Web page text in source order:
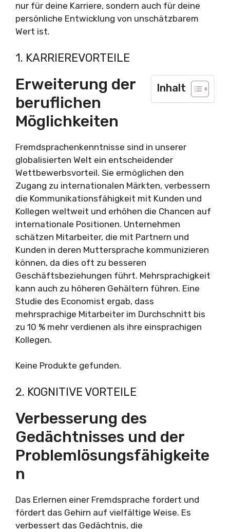
nur für deine Karriere, sondern auch für deine
persönliche Entwicklung von unschätzbarem
Wert ist.
1. KARRIEREVORTEILE
Inhalt
Erweiterung der
beruflichen
Möglichkeiten
Fremdsprachenkenntnisse sind in unserer
globalisierten Welt ein entscheidender
Wettbewerbsvorteil. Sie ermöglichen den
Zugang zu internationalen Märkten, verbessern
die Kommunikationsfähigkeit mit Kunden und
Kollegen weltweit und erhöhen die Chancen auf
internationale Positionen. Unternehmen
schätzen Mitarbeiter, die mit Partnern und
Kunden in deren Muttersprache kommunizieren
können, da dies oft zu besseren
Geschäftsbeziehungen führt. Mehrsprachigkeit
kann auch zu höheren Gehältern führen. Eine
Studie des Economist ergab, dass
mehrsprachige Mitarbeiter im Durchschnitt bis
zu 10 % mehr verdienen als ihre einsprachigen
Kollegen.
Keine Produkte gefunden.
2. KOGNITIVE VORTEILE
Verbesserung des
Gedächtnisses und der
Problemlösungsfähigkeite
n
Das Erlernen einer Fremdsprache fordert und
fördert das Gehirn auf vielfältige Weise. Es
verbessert das Gedächtnis, die